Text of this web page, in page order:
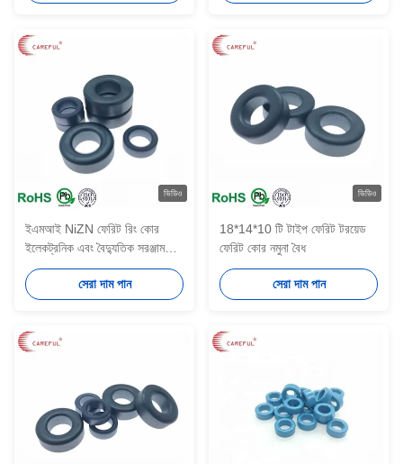
ভিডিও
ইএমআই NiZN ফেরিট রিং কোর
ইলেকট্রনিক এবং বৈদ্যুতিক সরঞ্জাম
জন্য Nizn ফেরিট কোর
সেরা দাম পান
ভিডিও
18*14*10 টি টাইপ ফেরিট টরয়েড
ফেরিট কোর নমুনা বৈধ
সেরা দাম পান